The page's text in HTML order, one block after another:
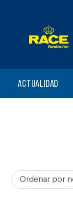
Actualidad